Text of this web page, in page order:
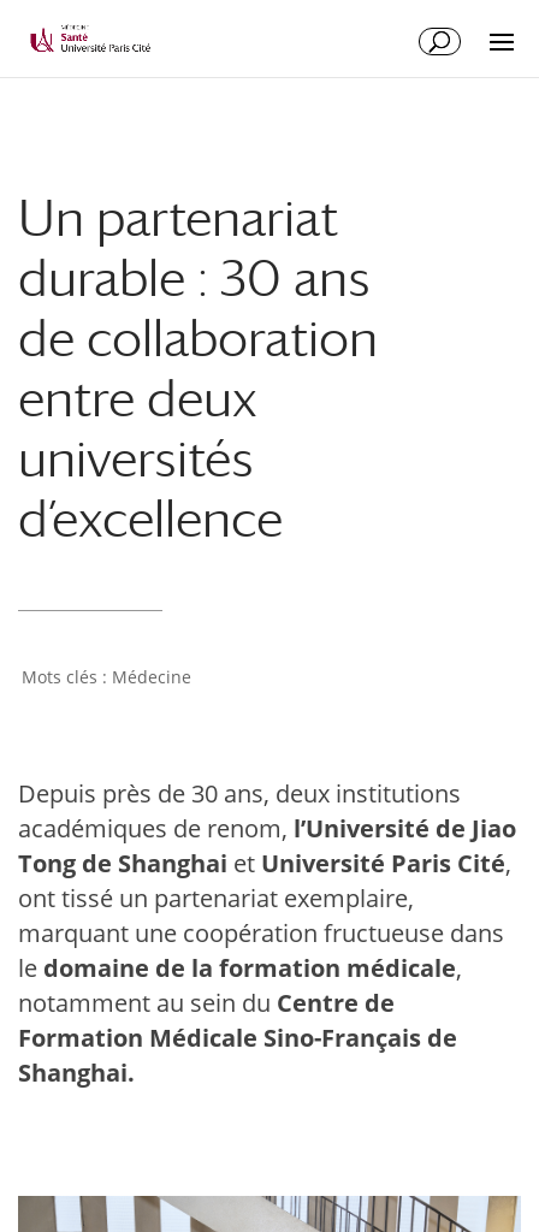
Un partenariat
durable : 30 ans
de collaboration
entre deux
universités
d’excellence
Médecine
Depuis près de 30 ans, deux institutions
académiques de renom, l’Université de Jiao
Tong de Shanghai et Université Paris Cité,
ont tissé un partenariat exemplaire,
marquant une coopération fructueuse dans
le domaine de la formation médicale,
notamment au sein du Centre de
Formation Médicale Sino-Français de
Shanghai.